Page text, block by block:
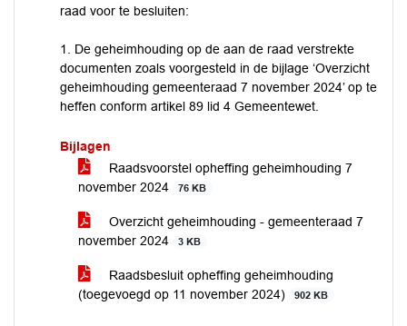
raad voor te besluiten:
1. De geheimhouding op de aan de raad verstrekte
documenten zoals voorgesteld in de bijlage ‘Overzicht
geheimhouding gemeenteraad 7 november 2024’ op te
heffen conform artikel 89 lid 4 Gemeentewet.
Bijlagen
Raadsvoorstel opheffing geheimhouding 7
november 2024
76 KB
Overzicht geheimhouding - gemeenteraad 7
november 2024
3 KB
Raadsbesluit opheffing geheimhouding
(toegevoegd op 11 november 2024)
902 KB